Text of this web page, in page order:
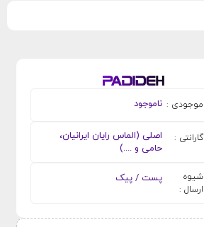
موجودی : ناموجود
گارانتی :
اصلی (الماس رایان ایرانیان،
حامی و ....)
شیوه
ارسال :
پست / پیک